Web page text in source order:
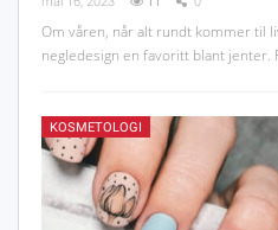
Om våren, når alt rundt kommer til
negledesign en favoritt blant jenter.
KOSMETOLOGI